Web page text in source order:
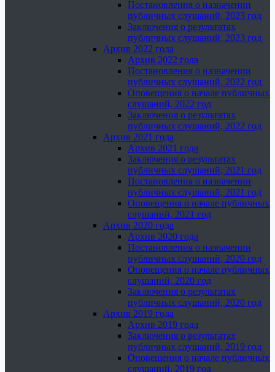
Постановления о назначении
публичных слушаний, 2023 год
Заключения о результатах
публичных слушаний, 2023 год
Архив 2022 года
Архив 2022 года
Постановления о назначении
публичных слушаний, 2022 год
Оповещения о начале публичных
слушаний, 2022 год
Заключения о результатах
публичных слушаний, 2022 год
Архив 2021 года
Архив 2021 года
Заключения о результатах
публичных слушаний, 2021 год
Постановления о назначении
публичных слушаний, 2021 год
Оповещения о начале публичных
слушаний, 2021 год
Архив 2020 года
Архив 2020 года
Постановления о назначении
публичных слушаний, 2020 год
Оповещения о начале публичных
слушаний, 2020 год
Заключения о результатах
публичных слушаний, 2020 год
Архив 2019 года
Архив 2019 года
Заключения о результатах
публичных слушаний, 2019 год
Оповещения о начале публичных
слушаний, 2019 год